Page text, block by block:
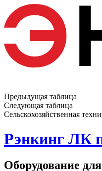
Предыдущая таблица
Следующая таблица
Сельскохозяйственная
Рэнкинг ЛК
Оборудование